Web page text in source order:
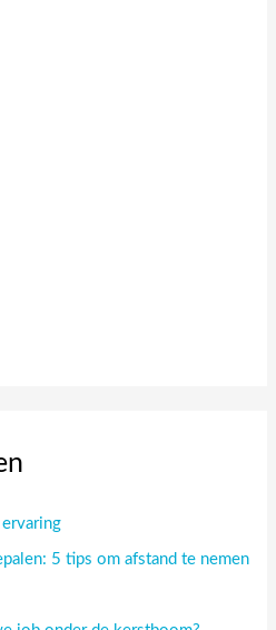
ervaring
5 tips om afstand te nemen